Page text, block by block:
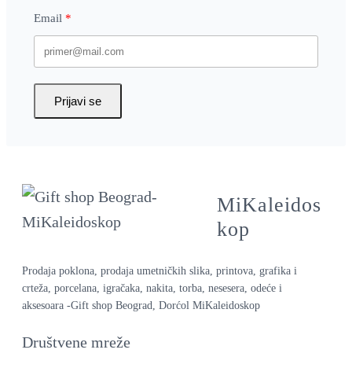
Email
Prijavi se
MiKaleidos
kop
Prodaja poklona, prodaja umetničkih slika, printova, grafika i
crteža, porcelana, igračaka, nakita, torba, nesesera, odeće i
aksesoara -Gift shop Beograd, Dorćol MiKaleidoskop
Društvene mreže